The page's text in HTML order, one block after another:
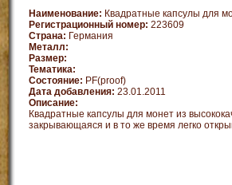
Наименование: Квадратные капсулы для
Регистрационный номер: 223609
Страна: Германия
Металл:
Размер:
Тематика:
Состояние: PF(proof)
Дата добавления: 23.01.2011
Описание:
Квадратные капсулы для монет из
закрывающаяся и в то же время легко